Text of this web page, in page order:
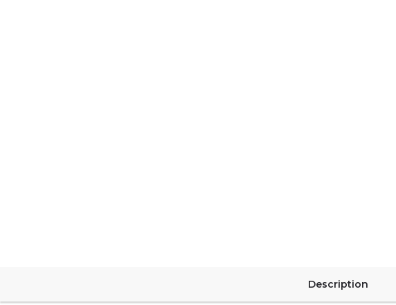
Description